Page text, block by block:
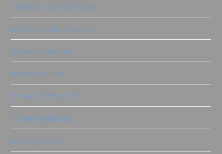
pennelli per chalk paint
polvere antichizzante
polvere materica
polvere salina
primer antimacchia
primer|sigillante
prove pratiche